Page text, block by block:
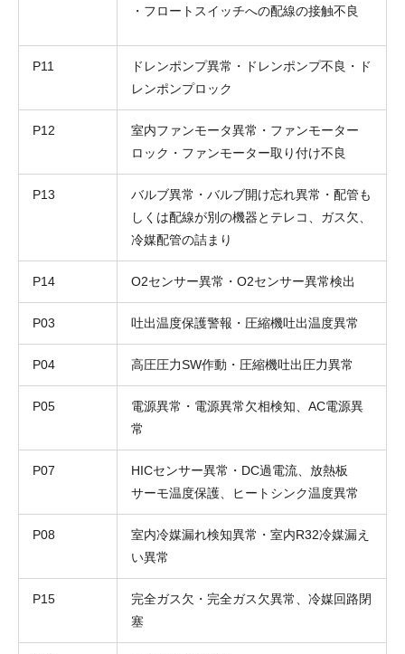
・フロートスイッチへの配線の接触不良
P11
ドレンポンプ異常・ドレンポンプ不良・ド
レンポンプロック
P12
室内ファンモータ異常・ファンモーター
ロック・ファンモーター取り付け不良
P13
バルブ異常・バルブ開け忘れ異常・配管も
しくは配線が別の機器とテレコ、ガス欠、
冷媒配管の詰まり
P14 O2センサー異常・O2センサー異常検出
P03 吐出温度保護警報・圧縮機吐出温度異常
P04 高圧圧力SW作動・圧縮機吐出圧力異常
P05
電源異常・電源異常欠相検知、AC電源異
常
P07
HICセンサー異常・DC過電流、放熱板
サーモ温度保護、ヒートシンク温度異常
P08
室内冷媒漏れ検知異常・室内R32冷媒漏え
い異常
P15
完全ガス欠・完全ガス欠異常、冷媒回路閉
塞